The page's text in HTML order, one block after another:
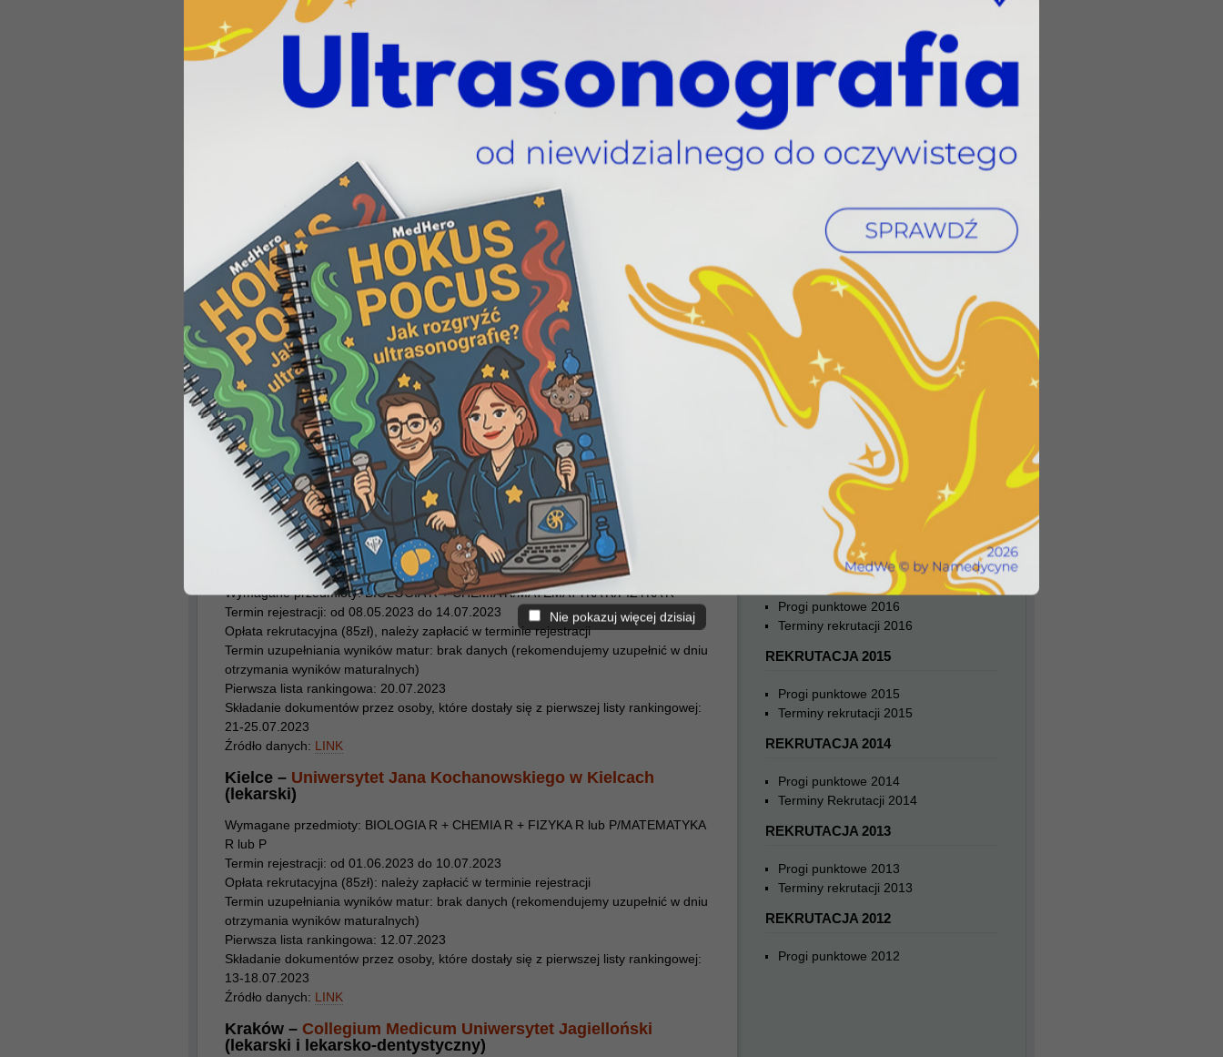
Pierwsza lista rankingowa: 16.08.2023
Składanie dokumentów przez osoby, które dostały się z pierwszej listy rankingowej:
brak danych
Kalisz –Akademia Kaliska im. Prezydenta Stanisława
Wymagane przedmioty: BIOLOGIA R + CHEMIA R/FIZYKA R/MATEMATYKA R
Termin rejestracji: od 08.05.2023 do 04.07.2023
Opłata rekrutacyjna (85zł), należy zapłacić w terminie rejestracji
Termin uzupełniania wyników matur: brak danych (rekomendujemy uzupełnić w dniu
otrzymania wyników maturalnych)
Pierwsza lista rankingowa: 21.07.2023
Składanie dokumentów przez osoby, które dostały się z pierwszej listy rankingowej:
brak danych
Źródło danych:LINK
Katowice –Śląski Uniwersytet Medyczny (ŚUM)
– (lekarski i
lekarsko dentystyczny)
Wymagane przedmioty: BIOLOGIA R + CHEMIA R/MATEMATYKA R/FIZYKA R
Termin rejestracji: od 28.04.2023 do 12.07.2023
Opłata rekrutacyjna (85zł), należy zapłacić w terminie rejestracji
Termin uzupełniania wyników matur: w terminie rejestracji
Pierwsza lista rankingowa: 18.07.2023
Składanie dokumentów przez osoby, które dostały się z pierwszej listy rankingowej:
od 19.07.2023 do 21.07.2023
Źródło danych:LINK
Katowice –Wyższa Szkoła Techniczna w Katowicach
(niepubliczna) (lekarski) (płatne)
Wymagane przedmioty: BIOLOGIA R + CHEMIA R/MATEMATYKA R/FIZYKA R
Termin rejestracji: od 08.05.2023 do 14.07.2023
Opłata rekrutacyjna (85zł), należy zapłacić w terminie rejestracji
Termin uzupełniania wyników matur: brak danych (rekomendujemy uzupełnić w dniu
otrzymania wyników maturalnych)
Pierwsza lista rankingowa: 20.07.2023
Składanie dokumentów przez osoby, które dostały się z pierwszej listy rankingowej:
21-25.07.2023
Źródło danych: LINK
Kielce – Uniwersytet Jana Kochanowskiego w Kielcach
(lekarski)
Wymagane przedmioty: BIOLOGIA R + CHEMIA R + FIZYKA R lub P/MATEMATYKA
R lub P
Termin rejestracji: od 01.06.2023 do 10.07.2023
Opłata rekrutacyjna (85zł): należy zapłacić w terminie rejestracji
Termin uzupełniania wyników matur: brak danych (rekomendujemy uzupełnić w dniu
otrzymania wyników maturalnych)
Pierwsza lista rankingowa: 12.07.2023
Składanie dokumentów przez osoby, które dostały się z pierwszej listy rankingowej:
13-18.07.2023
Źródło danych: LINK
Kraków – Collegium Medicum Uniwersytet Jagielloński
(lekarski i lekarsko-dentystyczny)
Progi punktowe 2022
Terminy rekrutacji 2022
REKRUTACJA 2021
Progi punktowe 2021
REKRUTACJA 2020
Progi punktowe 2020
Terminy rekrutacji 2020
REKRUTACJA 2019
Progi punktowe 2019
Terminy rekrutacji 2019
REKRUTACJA 2018
Progi punktowe 2018
Terminy rekrutacji 2018
REKRUTACJA 2017
Progi punktowe 2017
Terminy rekrutacji 2017
REKRUTACJA 2016
Progi punktowe 2016
Terminy rekrutacji 2016
REKRUTACJA 2015
Progi punktowe 2015
Terminy rekrutacji 2015
REKRUTACJA 2014
Progi punktowe 2014
Terminy Rekrutacji 2014
REKRUTACJA 2013
Progi punktowe 2013
Terminy rekrutacji 2013
REKRUTACJA 2012
Progi punktowe 2012
Nie pokazuj więcej dzisiaj